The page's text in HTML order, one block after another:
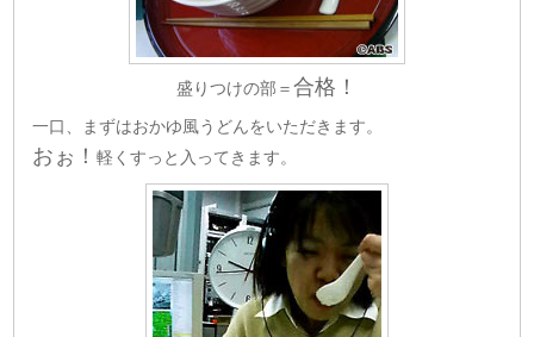
盛りつけの部＝合格！
一口、まずはおかゆ風うどんをいただきます。
おぉ！軽くすっと入ってきます。